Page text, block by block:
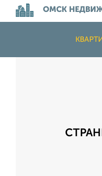
ОМСК